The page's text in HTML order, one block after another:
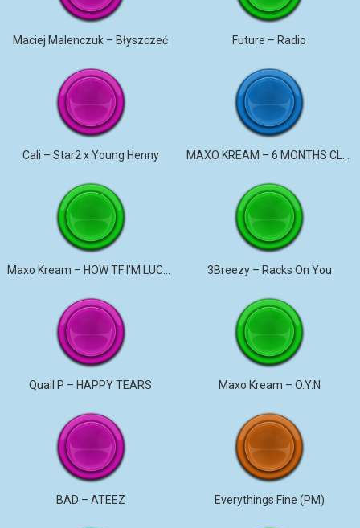
Maciej Malenczuk – Błyszczeć Future – Radio
Cali – Star2 x Young Henny
Maxo Kream – HOW TF I’M LUCKY 3Breezy – Racks On You
Quail P – HAPPY TEARS Maxo Kream – O.Y.N
BAD – ATEEZ Everythings Fine (PM)